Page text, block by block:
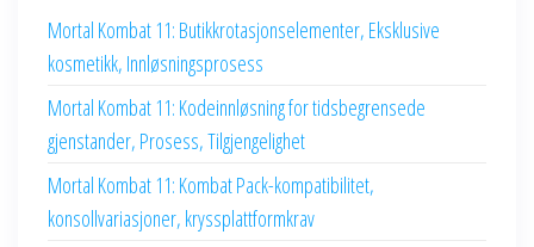
Mortal Kombat 11: Butikkrotasjonselementer, Eksklusive
kosmetikk, Innløsningsprosess
Mortal Kombat 11: Kodeinnløsning for tidsbegrensede
gjenstander, Prosess, Tilgjengelighet
Mortal Kombat 11: Kombat Pack-kompatibilitet,
konsollvariasjoner, kryssplattformkrav